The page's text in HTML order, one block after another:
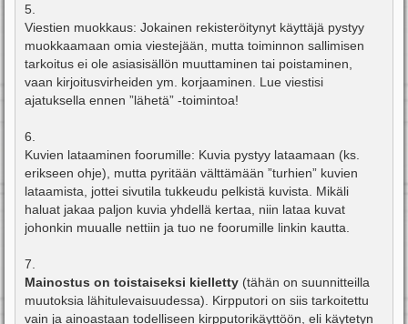
5.
Viestien muokkaus: Jokainen rekisteröitynyt käyttäjä pystyy
muokkaamaan omia viestejään, mutta toiminnon sallimisen
tarkoitus ei ole asiasisällön muuttaminen tai poistaminen,
vaan kirjoitusvirheiden ym. korjaaminen. Lue viestisi
ajatuksella ennen ”lähetä” -toimintoa!
6.
Kuvien lataaminen foorumille: Kuvia pystyy lataamaan (ks.
erikseen ohje), mutta pyritään välttämään ”turhien” kuvien
lataamista, jottei sivutila tukkeudu pelkistä kuvista. Mikäli
haluat jakaa paljon kuvia yhdellä kertaa, niin lataa kuvat
johonkin muualle nettiin ja tuo ne foorumille linkin kautta.
7.
Mainostus on toistaiseksi kielletty (tähän on suunnitteilla
muutoksia lähitulevaisuudessa). Kirpputori on siis tarkoitettu
vain ja ainoastaan todelliseen kirpputorikäyttöön, eli käytetyn